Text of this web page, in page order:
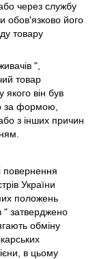
через службу
обов'язково його
товару
",
товар
якого він був
за формою,
з інших причин
повернення
України
положень
" затверджено
обміну
в цьому